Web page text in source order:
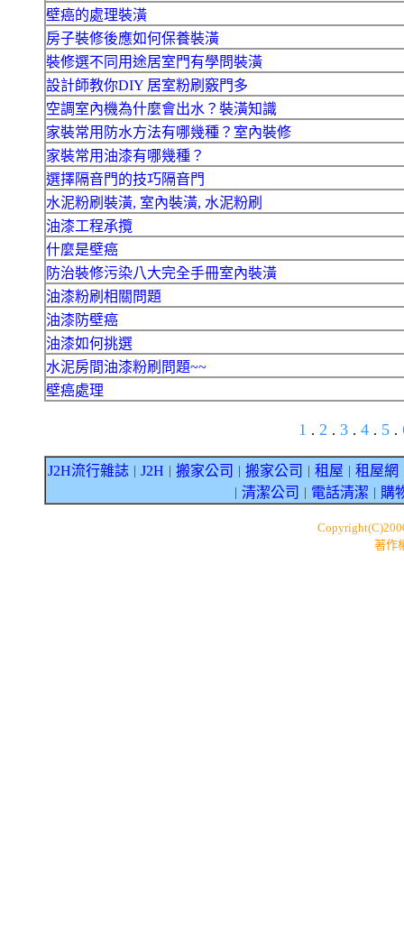
壁癌的處理裝潢
房子裝修後應如何保養裝潢
裝修選不同用途居室門有學問裝潢
設計師教你DIY 居室粉刷竅門多
空調室內機為什麼會出水？裝潢知識
家裝常用防水方法有哪幾種？室內裝修
家裝常用油漆有哪幾種？
選擇隔音門的技巧隔音門
水泥粉刷裝潢, 室內裝潢, 水泥粉刷
油漆工程承攬
什麼是壁癌
防治裝修污染八大完全手冊室內裝潢
油漆粉刷相關問題
油漆防壁癌
油漆如何挑選
水泥房間油漆粉刷問題~~
壁癌處理
1 . 2 . 3 . 4 . 5 .
J2H流行雜誌 J2H 搬家公司 搬家公司 租屋 租屋網
清潔公司 電話清潔 購
著作